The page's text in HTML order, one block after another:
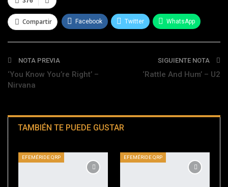
Compartir Facebook Twitter WhatsApp
Telegram
NOTA PREVIA
‘You Know You’re Right’ –
Nirvana
SIGUIENTE NOTA
‘Rattle And Hum’ – U2
TAMBIÉN TE PUEDE GUSTAR
EFEMÉRIDE QRP EFEMÉRIDE QRP